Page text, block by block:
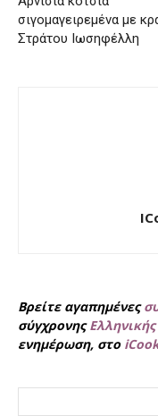
σιγομαγειρεμένα με
Στράτου Ιωσηφέλλη
Βρείτε αγαπημένες
σύγχρονης
ενημέρωση, στο